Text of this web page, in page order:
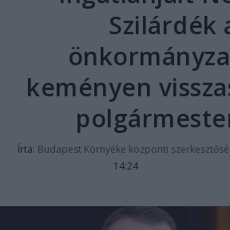
Szilárdék
keményen
Írta: Budapest Környéke központi
14:24